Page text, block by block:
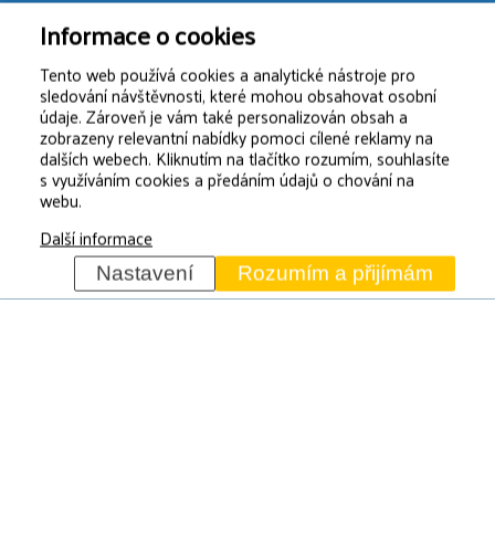
Cookies
Kontakt
Mapa stránek
Ochrana osobních údajů
Izolace ploché střechy
Informace o cookies
Tento web používá cookies a analytické nástroje pro
sledování návštěvnosti, které mohou obsahovat osobní
údaje. Zároveň je vám také personalizován obsah a
zobrazeny relevantní nabídky pomoci cílené reklamy na
dalších webech. Kliknutím na tlačítko rozumím, souhlasíte
s využíváním cookies a předáním údajů o chování na
webu.
Další informace
Nastavení Rozumím a přijímám